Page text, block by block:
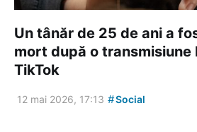
Un tânăr de 25 de ani a
mort după o transmisiune
TikTok
12 mai 2026, 17:13 #Social